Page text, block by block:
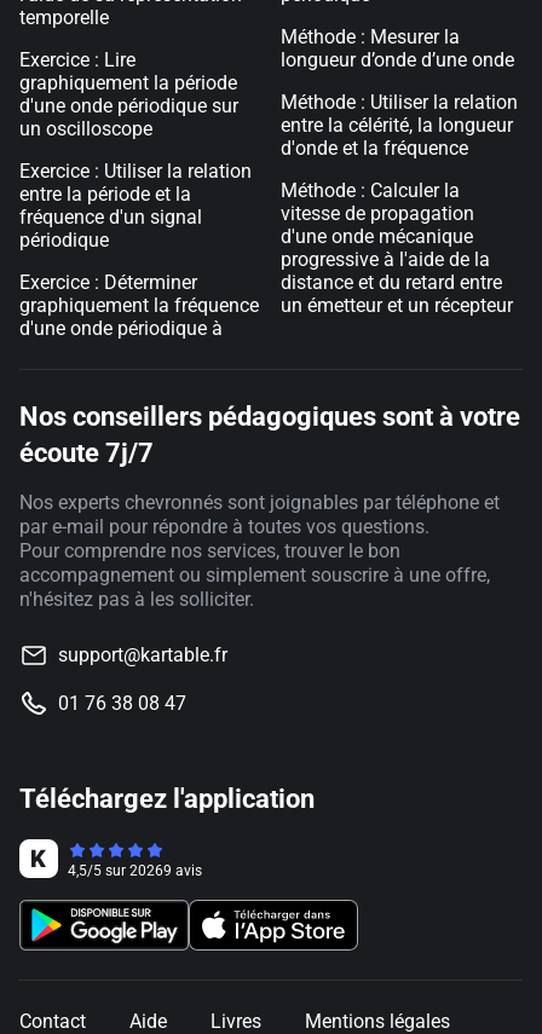
temporelle
Exercice : Lire
graphiquement la période
d'une onde périodique sur
un oscilloscope
Exercice : Utiliser la relation
entre la période et la
fréquence d'un signal
périodique
Exercice : Déterminer
graphiquement la fréquence
d'une onde périodique à
Méthode : Mesurer la
longueur d’onde d’une onde
Méthode : Utiliser la relation
entre la célérité, la longueur
d'onde et la fréquence
Méthode : Calculer la
vitesse de propagation
d'une onde mécanique
progressive à l'aide de la
distance et du retard entre
un émetteur et un récepteur
Nos conseillers pédagogiques sont à votre
écoute 7j/7
Nos experts chevronnés sont joignables par téléphone et
par e-mail pour répondre à toutes vos questions.
Pour comprendre nos services, trouver le bon
accompagnement ou simplement souscrire à une offre,
n'hésitez pas à les solliciter.
support@kartable.fr
01 76 38 08 47
Téléchargez l'application
4,5/5 sur 20269 avis
Contact Aide Livres Mentions légales